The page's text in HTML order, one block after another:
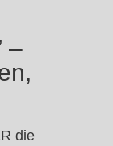
–
die